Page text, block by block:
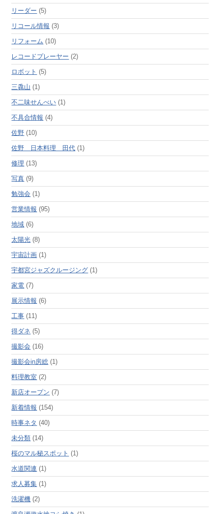
リーダー (5)
リコール情報 (3)
リフォーム (10)
レコードプレーヤー (2)
ロボット (5)
三毳山 (1)
不二味せんべい (1)
不具合情報 (4)
佐野 (10)
佐野 日本料理 田代 (1)
修理 (13)
写真 (9)
勉強会 (1)
営業情報 (95)
地域 (6)
太陽光 (8)
宇宙計画 (1)
宇都宮ジャズクルージング (1)
家電 (7)
展示情報 (6)
工事 (11)
得ダネ (5)
撮影会 (16)
撮影会in房総 (1)
料理教室 (2)
新店オープン (7)
新着情報 (154)
時事ネタ (40)
未分類 (14)
桜のマル秘スポット (1)
水道関連 (1)
求人募集 (1)
洗濯機 (2)